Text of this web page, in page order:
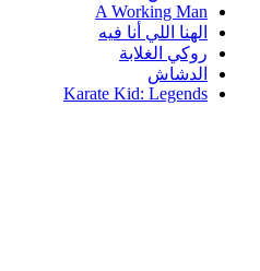
A Working Man
الهنا اللي أنا فيه
روكي الغلابة
الدشاش
Karate Kid: Legends